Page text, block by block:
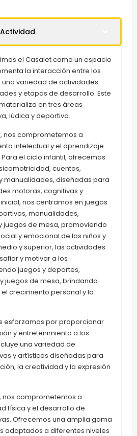
el Casalet como un espacio
la interacción entre los
variedad de actividades
y etapas de desarrollo. Este
en tres áreas
lúdica y deportiva.
nos comprometemos a
intelectual y el aprendizaje
el ciclo infantil, ofrecemos
cuentos,
manualidades, diseñadas para
motoras, cognitivas y
nos centramos en juegos
manualidades,
juegos de mesa, promoviendo
y emocional de los niños y
y superior, las actividades
y motivar a los
juegos y deportes,
juegos de mesa, brindando
crecimiento personal y la
esforzamos por proporcionar
y entretenimiento a los
una variedad de
y artísticas diseñadas para
la creatividad y la expresión
nos comprometemos a
física y el desarrollo de
Ofrecemos una amplia gama
adaptados a diferentes niveles